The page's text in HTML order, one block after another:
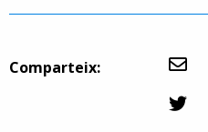
Comparteix: